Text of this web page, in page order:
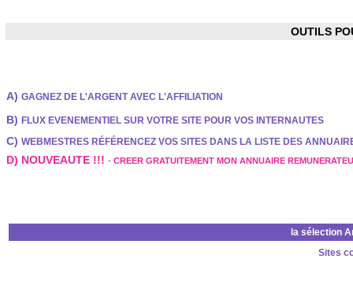
OUTILS
A) GAGNEZ DE L'ARGENT AVEC L'AFFILIATION
B) FLUX EVENEMENTIEL SUR VOTRE SITE POUR VOS INTERNAUTES
C) WEBMESTRES RÉFÉRENCEZ VOS SITES DANS LA LISTE DES
D) NOUVEAUTE !!! - CREER GRATUITEMENT MON ANNUAIRE
la sélection
Sites